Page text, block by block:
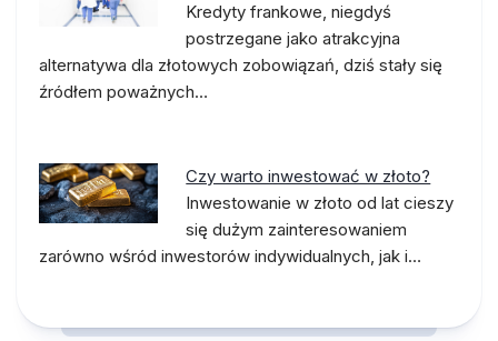
Kredyty frankowe, niegdyś
postrzegane jako atrakcyjna
alternatywa dla złotowych zobowiązań, dziś stały się
źródłem poważnych…
Czy warto inwestować w złoto?
Inwestowanie w złoto od lat cieszy
się dużym zainteresowaniem
zarówno wśród inwestorów indywidualnych, jak i…